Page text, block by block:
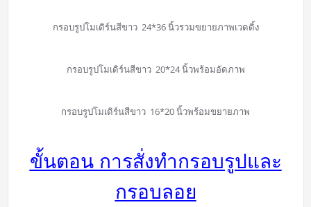
กรอบรูปโมเดิร์นสีขาว 24*36 นิ้วรวมขยายภาพเวดดิ้ง
กรอบรูปโมเดิร์นสีขาว 20*24 นิ้วพร้อมอัดภาพ
กรอบรูปโมเดิร์นสีขาว 16*20 นิ้วพร้อมขยายภาพ
ขั้นตอน การสั่งทำกรอบรูปและ
กรอบลอย